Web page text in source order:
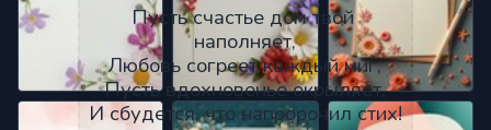
Пусть счастье дом твой
наполняет,
Любовь согреет каждый миг,
Пусть вдохновенье окрыляет,
И сбудется, что напророчил стих!